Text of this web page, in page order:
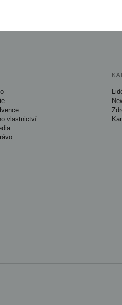
vlastnictví